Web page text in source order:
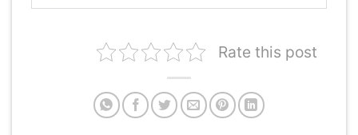
Rate this post